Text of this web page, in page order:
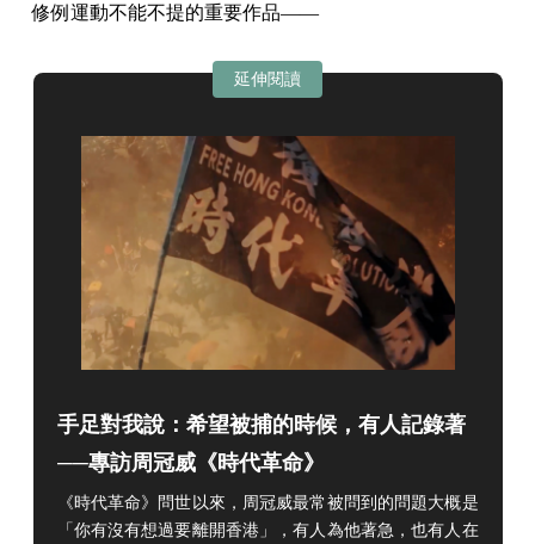
修例運動不能不提的重要作品——
延伸閱讀
手足對我說：希望被捕的時候，有人記錄著
──專訪周冠威《時代革命》
《時代革命》問世以來，周冠威最常被問到的問題大概是
「你有沒有想過要離開香港」，有人為他著急，也有人在